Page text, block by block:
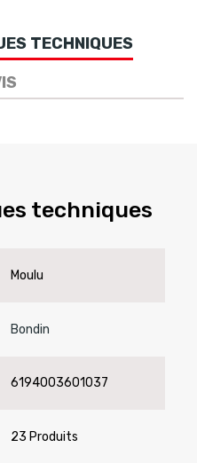
TECHNIQUES
techniques
Moulu
Bondin
6194003601037
23 Produits